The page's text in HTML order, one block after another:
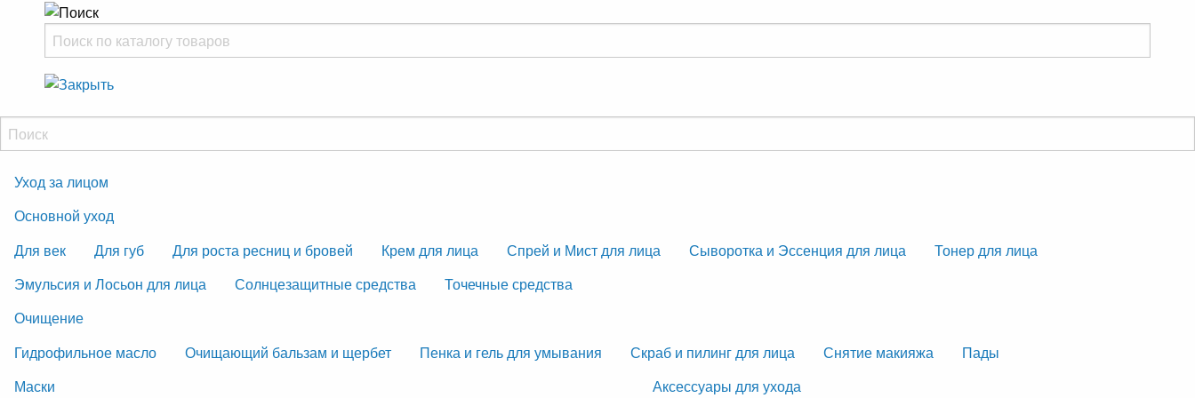
Уход за лицом
Основной уход
Для век
Для губ Для роста ресниц и бровей Крем для лица Спрей и Мист для лица Сыворотка и Эссенция для лица
Тонер для лица
Эмульсия и Лосьон для лица
Солнцезащитные средства
Точечные средства
Очищение
Гидрофильное масло
Очищающий бальзам и щербет Пенка и гель для умывания Скраб и пилинг для лица Снятие макияжа
Пады
Маски
Аксессуары для ухода